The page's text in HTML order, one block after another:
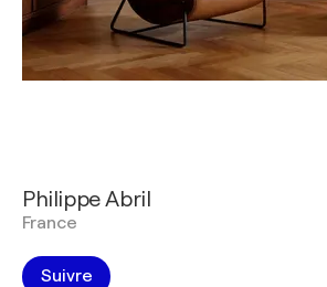
Philippe Abril
France
Suivre